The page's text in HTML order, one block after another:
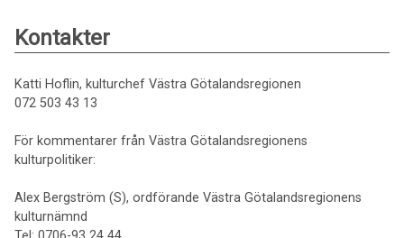
Kontakter
Katti Hoflin, kulturchef Västra Götalandsregionen
072 503 43 13
För kommentarer från Västra Götalandsregionens
kulturpolitiker:
Alex Bergström (S), ordförande Västra Götalandsregionens
kulturnämnd